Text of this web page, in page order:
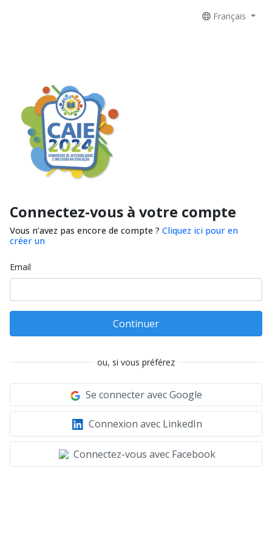
Français
Connectez-vous à votre compte
Vous n’avez pas encore de compte ? Cliquez ici pour en
créer un
Email
Continuer
ou, si vous préférez
Se connecter avec Google
Connexion avec LinkedIn
Connectez-vous avec Facebook